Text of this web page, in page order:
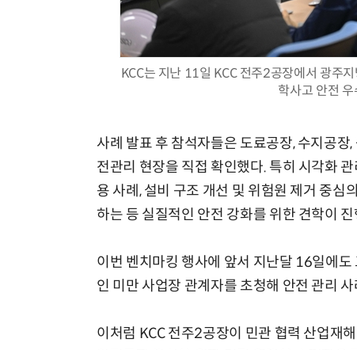
KCC는 지난 11일 KCC 전주2공장에서 광주
학사고 안전
사례 발표 후 참석자들은 도료공장, 수지공
전관리 현장을 직접 확인했다. 특히 시각화
용 사례, 설비 구조 개선 및 위험원 제거 중심
하는 등 실질적인 안전 강화를 위한 견학이
이번 벤치마킹 행사에 앞서 지난달 16일에
인 미만 사업장 관계자를 초청해 안전 관리
이처럼 KCC 전주2공장이 민관 협력 산업재